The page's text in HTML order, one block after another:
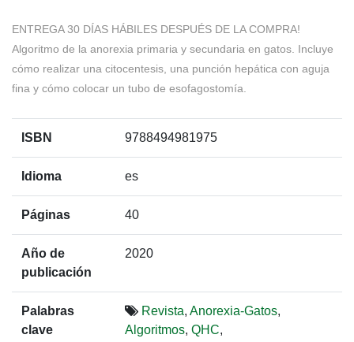
ENTREGA 30 DÍAS HÁBILES DESPUÉS DE LA COMPRA!
Algoritmo de la anorexia primaria y secundaria en gatos. Incluye
cómo realizar una citocentesis, una punción hepática con aguja
fina y cómo colocar un tubo de esofagostomía.
ISBN 9788494981975
Idioma es
Páginas 40
Año de
publicación
2020
Palabras
clave
Revista, Anorexia-Gatos,
Algoritmos, QHC,